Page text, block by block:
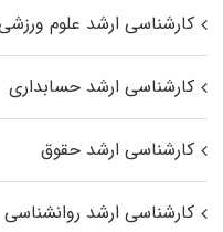
کارشناسی ارشد علوم
کارشناسی ارشد حسابداری
کارشناسی ارشد حقوق
کارشناسی ارشد روانشناسی